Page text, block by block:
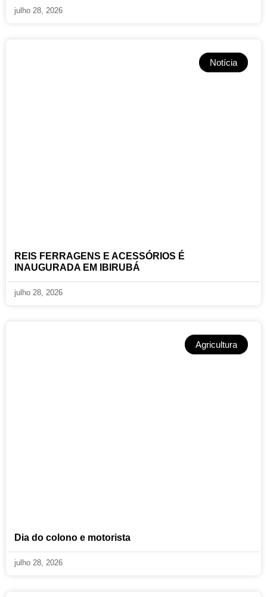
julho 28, 2026
Notícia
REIS FERRAGENS E ACESSÓRIOS É
INAUGURADA EM IBIRUBÁ
julho 28, 2026
Agricultura
Dia do colono e motorista
julho 28, 2026